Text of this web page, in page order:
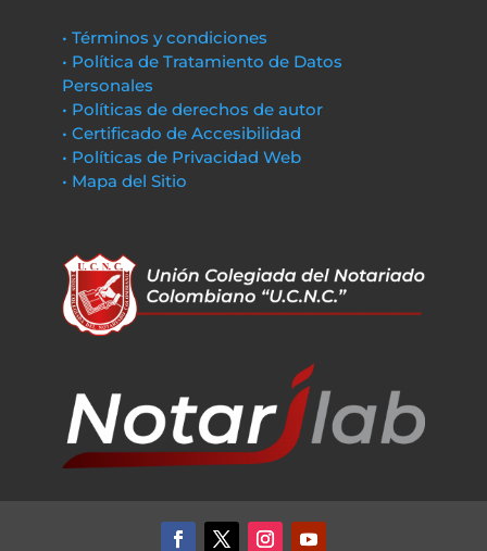
• Términos y condiciones
• Política de Tratamiento de Datos
Personales
• Políticas de derechos de autor
• Certificado de Accesibilidad
• Políticas de Privacidad Web
• Mapa del Sitio